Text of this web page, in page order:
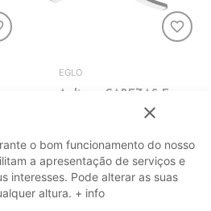
favorite_border
EGLO
Aplique CABEZAS-E -
39,95€
close
o bom funcionamento do nosso
a apresentação de serviços e
interesses. Pode alterar as suas
altura. + info